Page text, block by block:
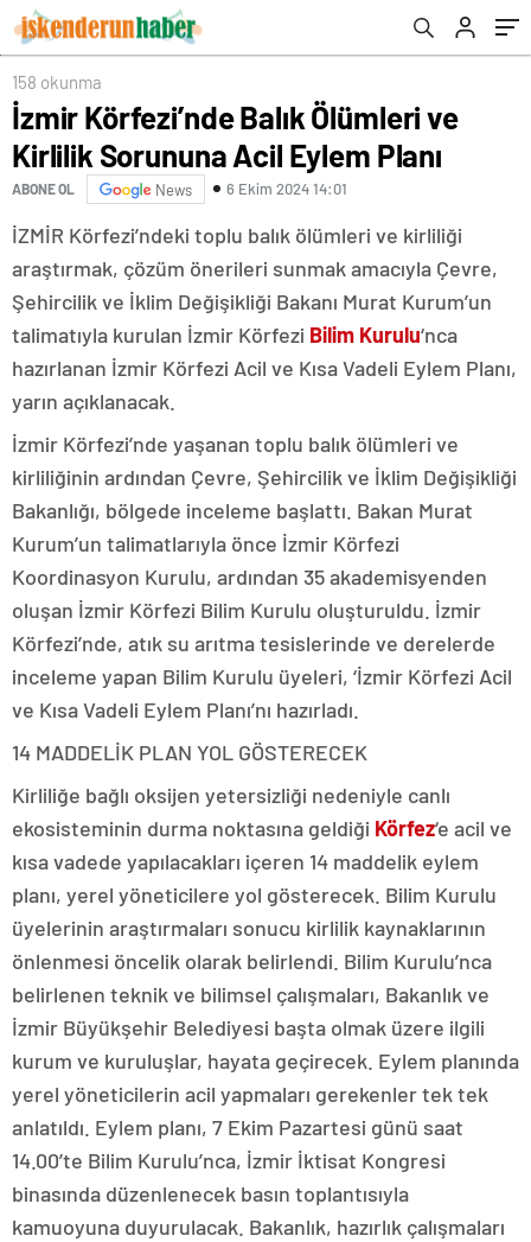
158 okunma
İzmir Körfezi’nde Balık Ölümleri ve
Kirlilik Sorununa Acil Eylem Planı
ABONE OL News 6 Ekim 2024 14:01
İZMİR Körfezi’ndeki toplu balık ölümleri ve kirliliği
araştırmak, çözüm önerileri sunmak amacıyla Çevre,
Şehircilik ve İklim Değişikliği Bakanı Murat Kurum’un
talimatıyla kurulan İzmir Körfezi Bilim Kurulu‘nca
hazırlanan İzmir Körfezi Acil ve Kısa Vadeli Eylem Planı,
yarın açıklanacak.
İzmir Körfezi’nde yaşanan toplu balık ölümleri ve
kirliliğinin ardından Çevre, Şehircilik ve İklim Değişikliği
Bakanlığı, bölgede inceleme başlattı. Bakan Murat
Kurum’un talimatlarıyla önce İzmir Körfezi
Koordinasyon Kurulu, ardından 35 akademisyenden
oluşan İzmir Körfezi Bilim Kurulu oluşturuldu. İzmir
Körfezi’nde, atık su arıtma tesislerinde ve derelerde
inceleme yapan Bilim Kurulu üyeleri, ‘İzmir Körfezi Acil
ve Kısa Vadeli Eylem Planı’nı hazırladı.
14 MADDELİK PLAN YOL GÖSTERECEK
Kirliliğe bağlı oksijen yetersizliği nedeniyle canlı
ekosisteminin durma noktasına geldiği Körfez‘e acil ve
kısa vadede yapılacakları içeren 14 maddelik eylem
planı, yerel yöneticilere yol gösterecek. Bilim Kurulu
üyelerinin araştırmaları sonucu kirlilik kaynaklarının
önlenmesi öncelik olarak belirlendi. Bilim Kurulu’nca
belirlenen teknik ve bilimsel çalışmaları, Bakanlık ve
İzmir Büyükşehir Belediyesi başta olmak üzere ilgili
kurum ve kuruluşlar, hayata geçirecek. Eylem planında
yerel yöneticilerin acil yapmaları gerekenler tek tek
anlatıldı. Eylem planı, 7 Ekim Pazartesi günü saat
14.00’te Bilim Kurulu’nca, İzmir İktisat Kongresi
binasında düzenlenecek basın toplantısıyla
kamuoyuna duyurulacak. Bakanlık, hazırlık çalışmaları